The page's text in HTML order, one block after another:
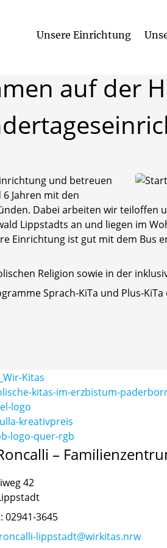
Unsere Einrichtung
auf der
und betreuen
Jahren mit den
Dabei arbeiten wir teiloffen
Lippstadts an und liegen im
Einrichtung ist gut mit dem Bus
Religion sowie in der
Sprach-KiTa und Plus-
–
42
02941-3645
roncalli-lippstadt@wirkitas.nrw